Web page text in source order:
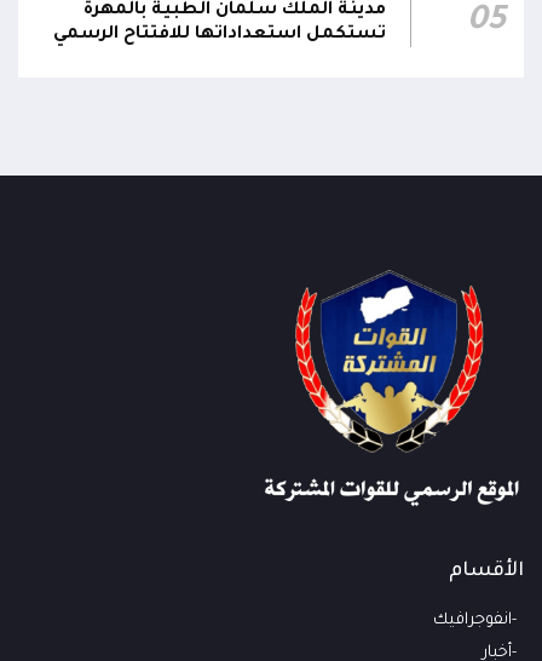
05
مدينة الملك سلمان الطبية بالمهرة
تستكمل استعداداتها للافتتاح الرسمي
الأقسام
انفوجرافيك
أخبار